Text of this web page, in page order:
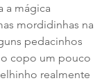
a mágica
mordidinhas na
pedacinhos
copo um pouco
realmente